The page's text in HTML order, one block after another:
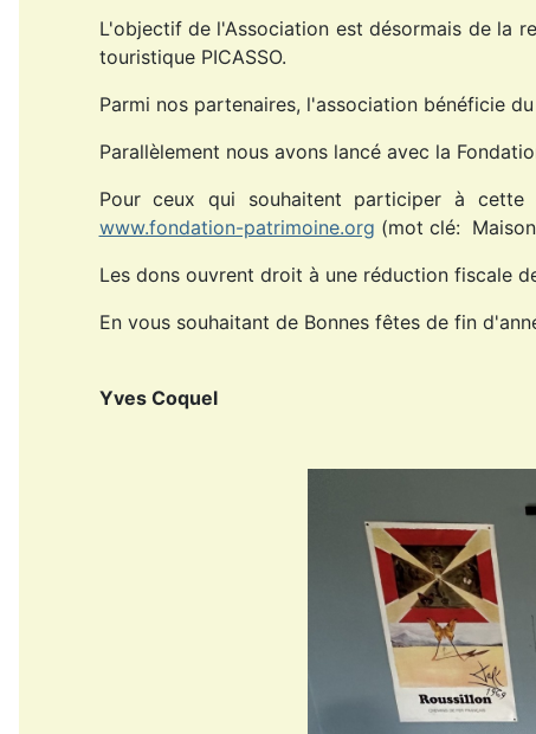
L'objectif de l'Association est désormais de la
touristique PICASSO.
Parmi nos partenaires, l'association bénéficie
Parallèlement nous avons lancé avec la
Pour ceux qui souhaitent participer à
www.fondation-patrimoine.org (mot clé:
Les dons ouvrent droit à une réduction fiscale
En vous souhaitant de Bonnes fêtes de fin
Yves Coquel